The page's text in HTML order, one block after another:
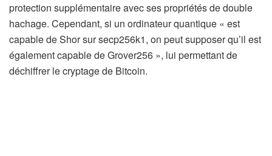
protection supplémentaire avec ses propriétés de double
hachage. Cependant, si un ordinateur quantique « est
capable de Shor sur secp256k1, on peut supposer qu’il est
également capable de Grover256 », lui permettant de
déchiffrer le cryptage de Bitcoin.